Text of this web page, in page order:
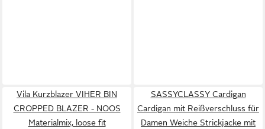
Vila Kurzblazer VIHER BIN
CROPPED BLAZER - NOOS
Materialmix, loose fit
SASSYCLASSY Cardigan
Cardigan mit Reißverschluss für
Damen Weiche Strickjacke mit